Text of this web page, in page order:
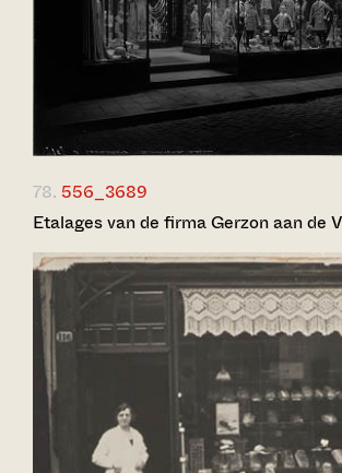
78. 556_3689
Etalages van de firma Gerzon aan de